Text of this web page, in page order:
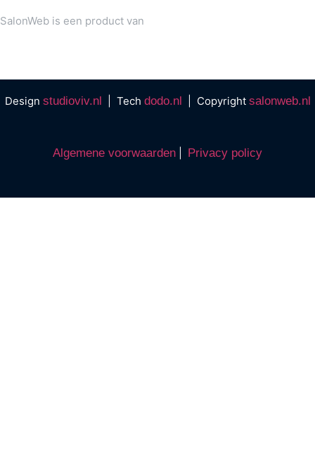
SalonWeb is een product van
Design studioviv.nl | Tech dodo.nl | Copyright salonweb.nl
Algemene voorwaarden Privacy policy